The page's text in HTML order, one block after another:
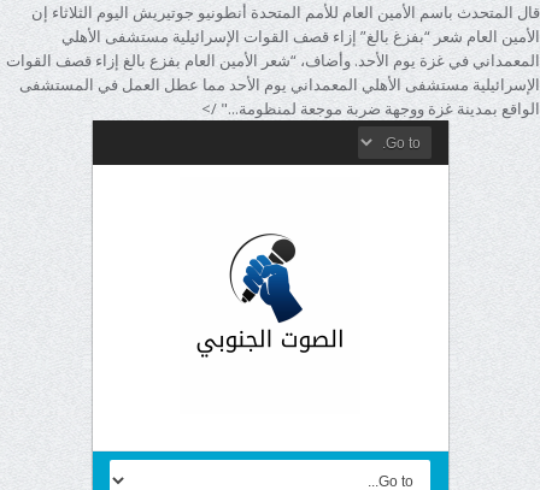
قال المتحدث باسم الأمين العام للأمم المتحدة أنطونيو جوتيريش اليوم الثلاثاء إن
الأمين العام شعر “بفزغ بالغ” إزاء قصف القوات الإسرائيلية مستشفى الأهلي
المعمداني في غزة يوم الأحد. وأضاف، “شعر الأمين العام بفزع بالغ إزاء قصف القوات
الإسرائيلية مستشفى الأهلي المعمداني يوم الأحد مما عطل العمل في المستشفى
الواقع بمدينة غزة ووجهة ضربة موجعة لمنظومة..." />